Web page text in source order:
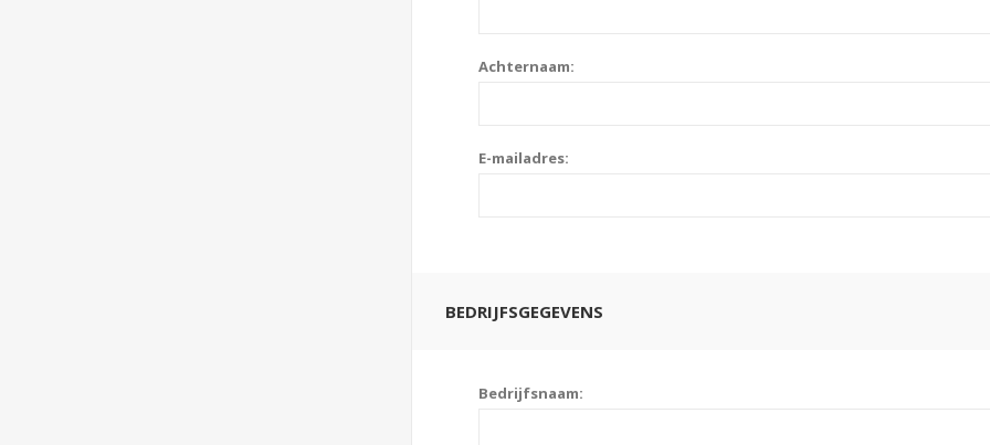
Achternaam:
E-mailadres:
BEDRIJFSGEGEVENS
Bedrijfsnaam: